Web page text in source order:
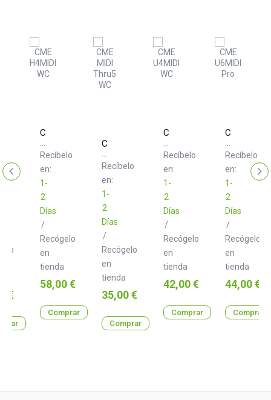
€
CME
H4MIDI
WC
Recíbelo
en:
1-
2
Días
/
Recógelo
en
tienda
Precio
58,00 €
Comprar
CME
MIDI
Thru5
WC
Recíbelo
en:
1-
2
Días
/
Recógelo
en
tienda
Precio
35,00 €
Comprar
CME
U4MIDI
WC
Recíbelo
en:
1-
2
Días
/
Recógelo
en
tienda
Precio
42,00 €
Comprar
CME
U6MIDI
Pro
Recíbelo
en:
1-
2
Días
/
Recógelo
en
tienda
Precio
44,00 €
Comprar